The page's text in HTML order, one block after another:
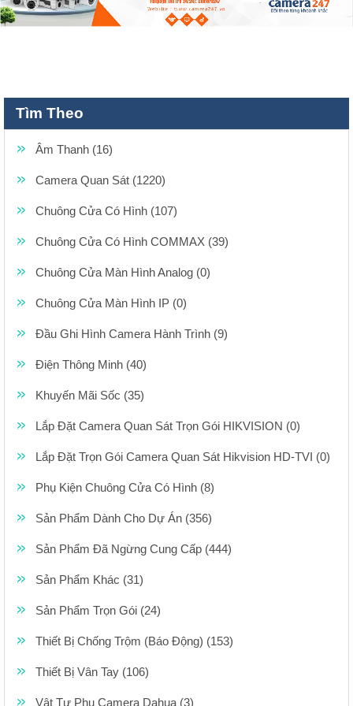
Tìm Theo
Âm Thanh (16)
Camera Quan Sát (1220)
Chuông Cửa Có Hình (107)
Chuông Cửa Có Hình COMMAX (39)
Chuông Cửa Màn Hình Analog (0)
Chuông Cửa Màn Hình IP (0)
Đầu Ghi Hình Camera Hành Trình (9)
Điện Thông Minh (40)
Khuyến Mãi Sốc (35)
Lắp Đặt Camera Quan Sát Trọn Gói HIKVISION (0)
Lắp Đặt Trọn Gói Camera Quan Sát Hikvision HD-TVI (0)
Phụ Kiện Chuông Cửa Có Hình (8)
Sản Phẩm Dành Cho Dự Án (356)
Sản Phẩm Đã Ngừng Cung Cấp (444)
Sản Phẩm Khác (31)
Sản Phẩm Trọn Gói (24)
Thiết Bị Chống Trộm (Báo Động) (153)
Thiết Bị Vân Tay (106)
Vật Tư Phụ Camera Dahua (3)